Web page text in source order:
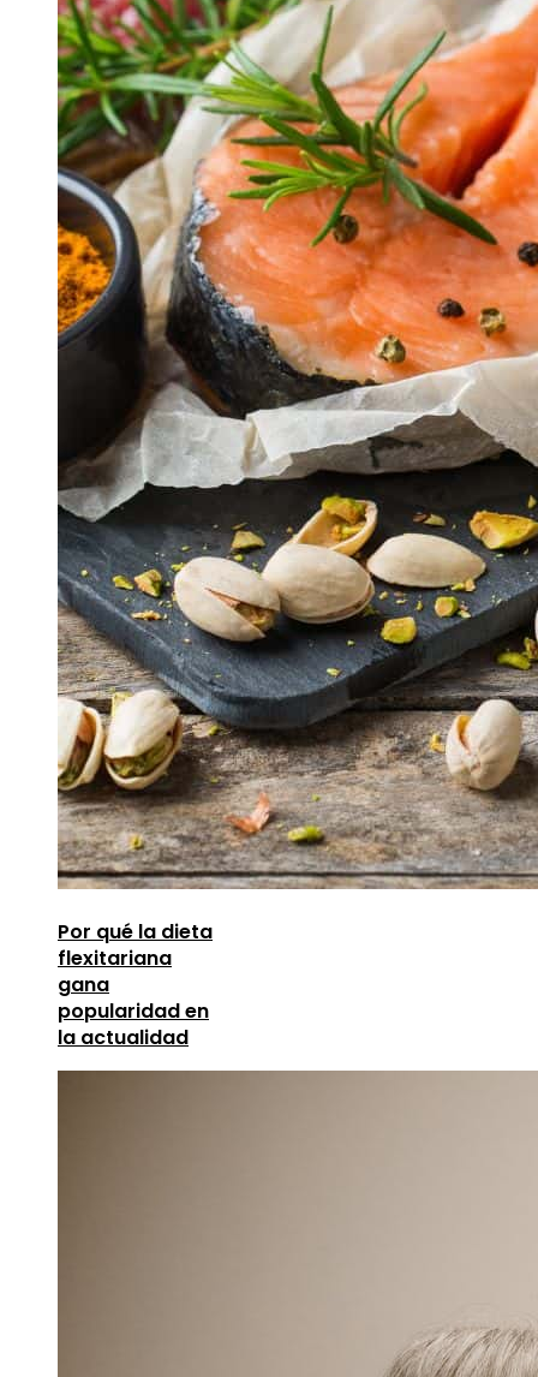
Por qué la dieta
flexitariana
gana
popularidad en
la actualidad